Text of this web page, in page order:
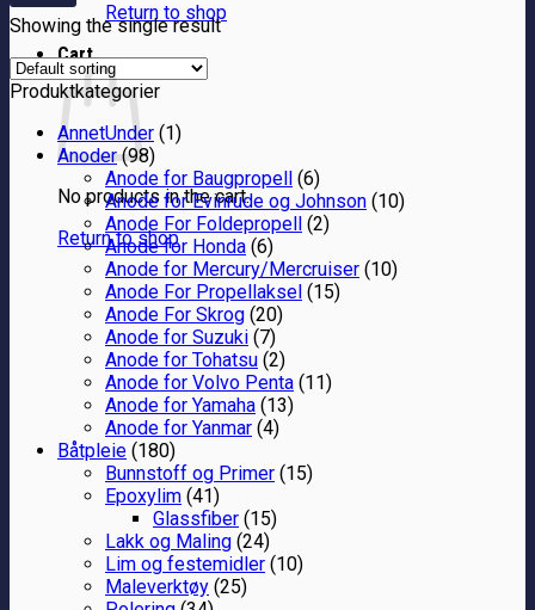
Return to shop
Cart
No products in the cart.
Return to shop
Showing the single result
Produktkategorier
AnnetUnder (1)
Anoder (98)
Anode for Baugpropell (6)
Anode for Evinrude og Johnson (10)
Anode For Foldepropell (2)
Anode for Honda (6)
Anode for Mercury/Mercruiser (10)
Anode For Propellaksel (15)
Anode For Skrog (20)
Anode for Suzuki (7)
Anode for Tohatsu (2)
Anode for Volvo Penta (11)
Anode for Yamaha (13)
Anode for Yanmar (4)
Båtpleie (180)
Bunnstoff og Primer (15)
Epoxylim (41)
Glassfiber (15)
Lakk og Maling (24)
Lim og festemidler (10)
Maleverktøy (25)